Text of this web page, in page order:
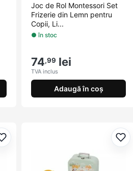
Joc de Rol Montessori Set
Frizerie din Lemn pentru
Copii, Li...
● în stoc
74,99 lei
TVA inclus
Adaugă în coș
Adaugă la favorite